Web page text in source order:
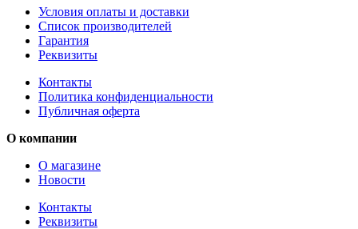
Условия оплаты и доставки
Список производителей
Гарантия
Реквизиты
Контакты
Политика конфиденциальности
Публичная оферта
О компании
О магазине
Новости
Контакты
Реквизиты